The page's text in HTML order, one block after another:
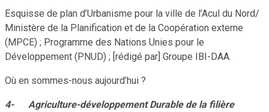
Esquisse de plan d’Urbanisme pour la ville de l’Acul du Nord/
Ministère de la Planification et de la Coopération externe
(MPCE) ; Programme des Nations Unies pour le
Développement (PNUD) ; [rédigé par] Groupe IBI-DAA.
Où en sommes-nous aujourd’hui ?
4- Agriculture-développement Durable de la filière